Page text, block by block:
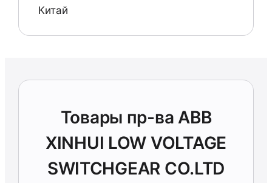
Китай
Товары пр-ва ABB
XINHUI LOW VOLTAGE
SWITCHGEAR CO.LTD